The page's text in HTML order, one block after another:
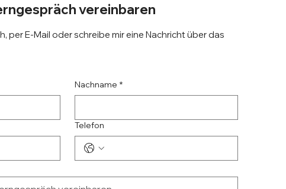
Nachname *
Telefon
vereinbaren
per E-Mail oder schreibe mir eine Nachricht über das